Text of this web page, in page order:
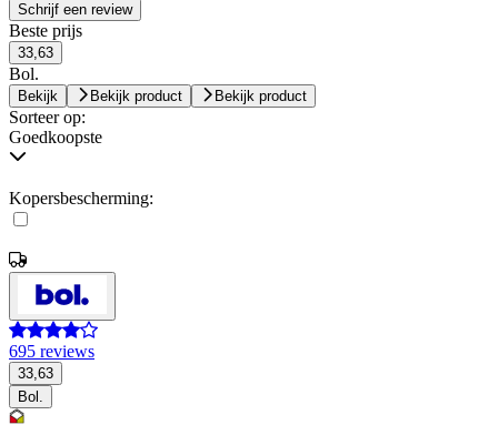
Schrijf een review
Beste prijs
33,63
Bol.
Bekijk Bekijk product Bekijk product
Sorteer op:
Goedkoopste
Kopersbescherming:
695 reviews
33,63
Bol.